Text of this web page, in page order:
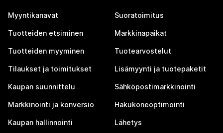
Myyntikanavat
Tuotteiden etsiminen
Tuotteiden myyminen
Tilaukset ja toimitukset
Kaupan suunnittelu
Markkinointi ja konversio
Kaupan hallinnointi
Suoratoimitus
Markkinapaikat
Tuotearvostelut
Lisämyynti ja tuotepaketit
Sähköpostimarkkinointi
Hakukoneoptimointi
Lähetys